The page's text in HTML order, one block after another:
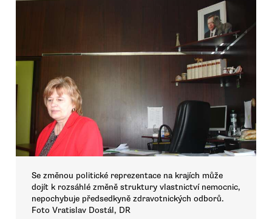
Se změnou politické reprezentace na krajích může
dojít k rozsáhlé změně struktury vlastnictví nemocnic,
nepochybuje předsedkyně zdravotnických odborů.
Foto Vratislav Dostál, DR